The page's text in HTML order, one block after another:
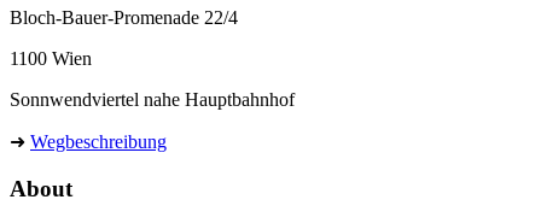
Bloch-Bauer-Promenade 22/4
1100 Wien
Sonnwendviertel nahe Hauptbahnhof
➜ Wegbeschreibung
About